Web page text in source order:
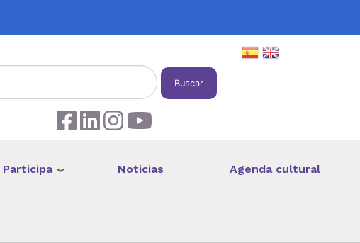
Buscar
Participa Noticias Agenda cultural